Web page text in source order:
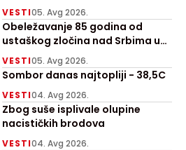
VESTI05. Avg 2026.
Obeležavanje 85 godina od
ustaškog zločina nad Srbima u
Prebilovcima
VESTI05. Avg 2026.
Sombor danas najtopliji - 38,5C
VESTI04. Avg 2026.
Zbog suše isplivale olupine
nacističkih brodova
VESTI04. Avg 2026.